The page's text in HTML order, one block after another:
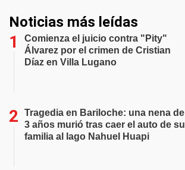
Noticias más leídas
Comienza el juicio contra "Pity"
Álvarez por el crimen de Cristian
Díaz en Villa Lugano
Tragedia en Bariloche: una nena de
3 años murió tras caer el auto de su
familia al lago Nahuel Huapi